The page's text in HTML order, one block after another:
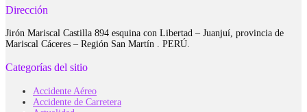
Dirección
Jirón Mariscal Castilla 894 esquina con Libertad – Juanjuí, provincia de
Mariscal Cáceres – Región San Martín . PERÚ.
Categorías del sitio
Accidente Aéreo
Accidente de Carretera